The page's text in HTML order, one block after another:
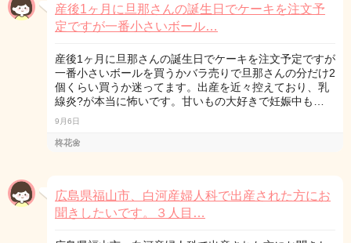
産後1ヶ月に旦那さんの誕生日でケーキを注文予
定ですが一番小さいボール…
産後1ヶ月に旦那さんの誕生日でケーキを注文予定ですが
一番小さいボールを買うかバラ売りで旦那さんの分だけ2
個くらい買うか迷ってます。出産を近々控えており、乳
線炎?が本当に怖いです。甘いもの大好きで妊娠中も…
9月6日
柊花🌼
広島県福山市、白河産婦人科で出産された方にお
聞きしたいです。３人目…